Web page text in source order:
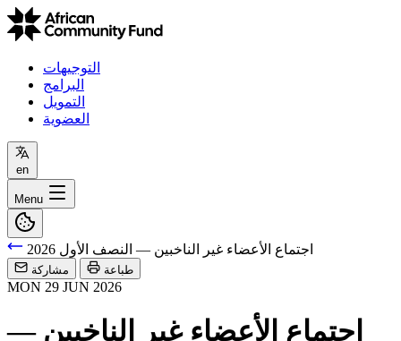
التوجيهات
البرامج
التمويل
العضوية
en
Menu
اجتماع الأعضاء غير الناخبين — النصف الأول 2026
مشاركة طباعة
MON 29 JUN 2026
اجتماع الأعضاء غير الناخبين —